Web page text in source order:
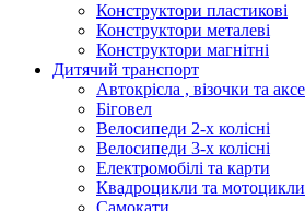
Конструктори пластикові
Конструктори металеві
Конструктори магнітні
Дитячий транспорт
Автокрісла , візочки та
Біговел
Велосипеди 2-х колісні
Велосипеди 3-х колісні
Електромобілі та карти
Квадроцикли та мотоцикли
Самокати